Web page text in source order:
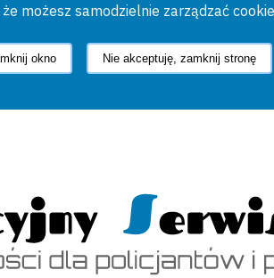
możesz samodzielnie zarządzać
okno Nie akceptuję, zamknij stronę